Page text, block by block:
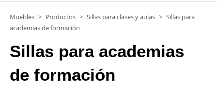
Muebles > Productos > Sillas para clases y aulas > Sillas para
academias de formación
Sillas para academias
de formación